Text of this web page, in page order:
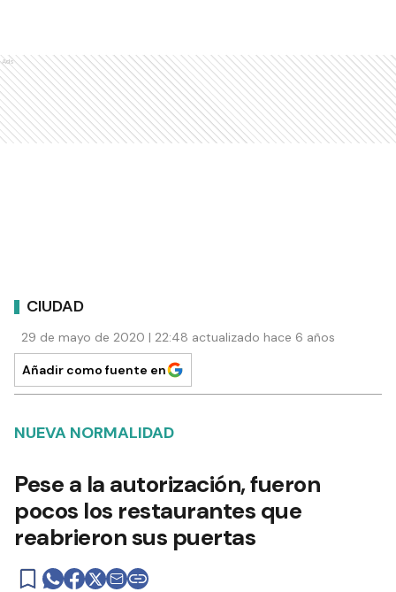
Ads
CIUDAD
29 de mayo de 2020 | 22:48 actualizado hace 6 años
Añadir como fuente en
NUEVA NORMALIDAD
Pese a la autorización, fueron
pocos los restaurantes que
reabrieron sus puertas